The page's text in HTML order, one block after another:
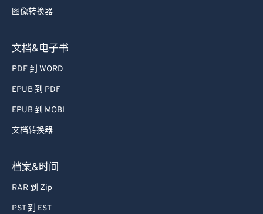
图像转换器
文档&电子书
PDF 到 WORD
EPUB 到 PDF
EPUB 到 MOBI
文档转换器
档案&时间
RAR 到 Zip
PST 到 EST